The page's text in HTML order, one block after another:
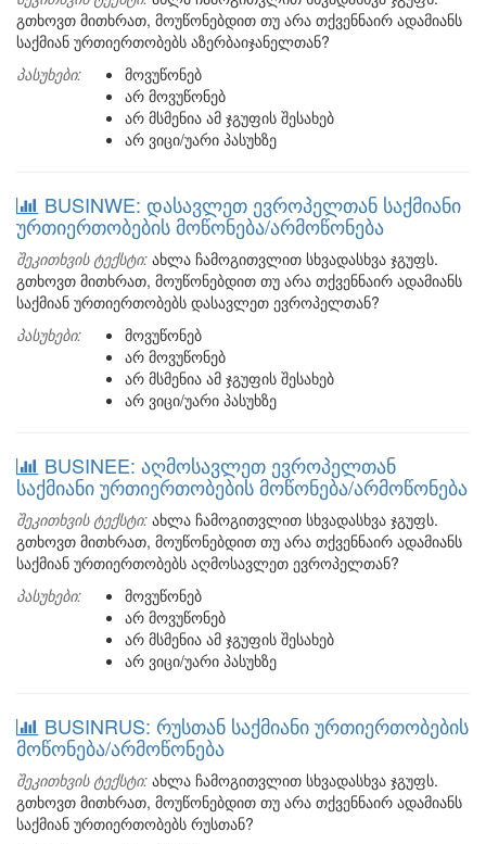
გთხოვთ მითხრათ, მოუწონებდით თუ არა თქვენნაირ ადამიანს
საქმიან ურთიერთობებს აზერბაიჯანელთან?
პასუხები:
მოვუწონებ
არ მოვუწონებ
არ მსმენია ამ ჯგუფის შესახებ
არ ვიცი/უარი პასუხზე
BUSINWE: დასავლეთ ევროპელთან საქმიანი
ურთიერთობების მოწონება/არმოწონება
შეკითხვის ტექსტი: ახლა ჩამოგითვლით სხვადასხვა ჯგუფს.
გთხოვთ მითხრათ, მოუწონებდით თუ არა თქვენნაირ ადამიანს
საქმიან ურთიერთობებს დასავლეთ ევროპელთან?
პასუხები:
მოვუწონებ
არ მოვუწონებ
არ მსმენია ამ ჯგუფის შესახებ
არ ვიცი/უარი პასუხზე
BUSINEE: აღმოსავლეთ ევროპელთან
საქმიანი ურთიერთობების მოწონება/არმოწონება
შეკითხვის ტექსტი: ახლა ჩამოგითვლით სხვადასხვა ჯგუფს.
გთხოვთ მითხრათ, მოუწონებდით თუ არა თქვენნაირ ადამიანს
საქმიან ურთიერთობებს აღმოსავლეთ ევროპელთან?
პასუხები:
მოვუწონებ
არ მოვუწონებ
არ მსმენია ამ ჯგუფის შესახებ
არ ვიცი/უარი პასუხზე
BUSINRUS: რუსთან საქმიანი ურთიერთობების
მოწონება/არმოწონება
შეკითხვის ტექსტი: ახლა ჩამოგითვლით სხვადასხვა ჯგუფს.
გთხოვთ მითხრათ, მოუწონებდით თუ არა თქვენნაირ ადამიანს
საქმიან ურთიერთობებს რუსთან?